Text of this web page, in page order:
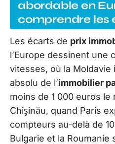
abordable en
comprendre les
Les écarts de prix
l’Europe dessinent une
vitesses, où la Moldavie
absolu de l’immobilier
moins de 1 000 euros le
Chişinău, quand Paris
compteurs au-delà de
Bulgarie et la Roumanie